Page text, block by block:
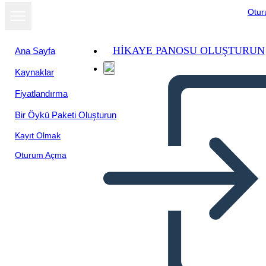
Ana Sayfa
Kaynaklar
Fiyatlandırma
Bir Öykü Paketi Oluşturun
Kayıt Olmak
Oturum Açma
HIKAYE PANOSU OLUŞTURUN